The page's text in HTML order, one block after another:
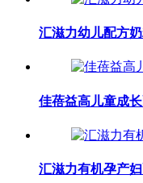
汇滋力幼儿配方
佳蓓益高儿童成
汇滋力有机孕产